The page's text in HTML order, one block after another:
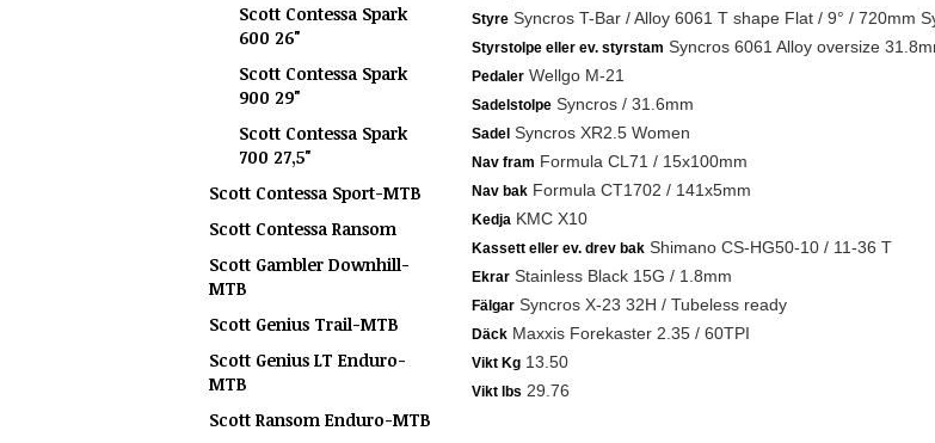
Scott Contessa Spark
600 26"
Scott Contessa Spark
900 29"
Scott Contessa Spark
700 27,5"
Scott Contessa Sport-MTB
Scott Contessa Ransom
Scott Gambler Downhill-
MTB
Scott Genius Trail-MTB
Scott Genius LT Enduro-
MTB
Scott Ransom Enduro-MTB
StyreSyncros T-Bar / Alloy 6061 T shape Flat / 9° / 720mm
Styrstolpe eller ev. styrstam Syncros 6061 Alloy oversize
PedalerWellgo M-21
SadelstolpeSyncros / 31.6mm
SadelSyncros XR2.5 Women
Nav fram Formula CL71 / 15x100mm
Nav bakFormula CT1702 / 141x5mm
Kedja KMC X10
Kassett eller ev. drev bakShimano CS-HG50-10 / 11-36 T
EkrarStainless Black 15G / 1.8mm
FälgarSyncros X-23 32H / Tubeless ready
DäckMaxxis Forekaster 2.35 / 60TPI
Vikt Kg13.50
Vikt lbs 29.76